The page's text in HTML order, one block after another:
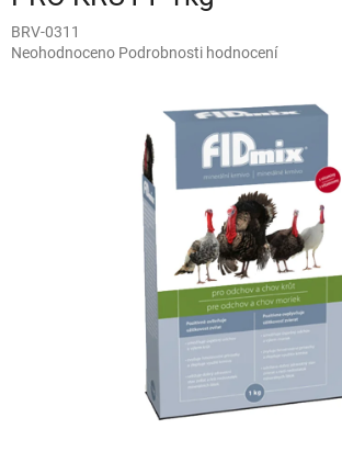
BRV-0311
Průměrné
Neohodnoceno Podrobnosti hodnocení